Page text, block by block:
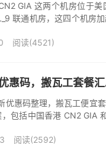
GIA 这两个机房位于
联通机房，这四个机房
阅读(4521)
惠码，搬瓦工套餐
惠码整理，搬瓦工便宜
包括中国香港 CN2 GIA
阅读(2592)